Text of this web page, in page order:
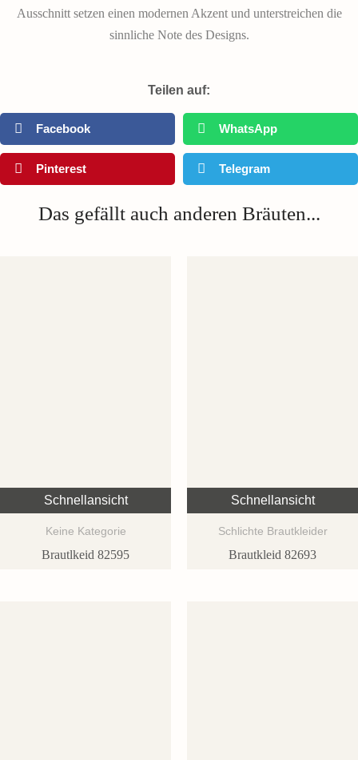
Ausschnitt setzen einen modernen Akzent und unterstreichen die
sinnliche Note des Designs.
Teilen auf:
Facebook WhatsApp
Pinterest Telegram
Das gefällt auch anderen Bräuten...
Schnellansicht
Keine Kategorie
Brautlkeid 82595
Schnellansicht
Schlichte Brautkleider
Brautkleid 82693